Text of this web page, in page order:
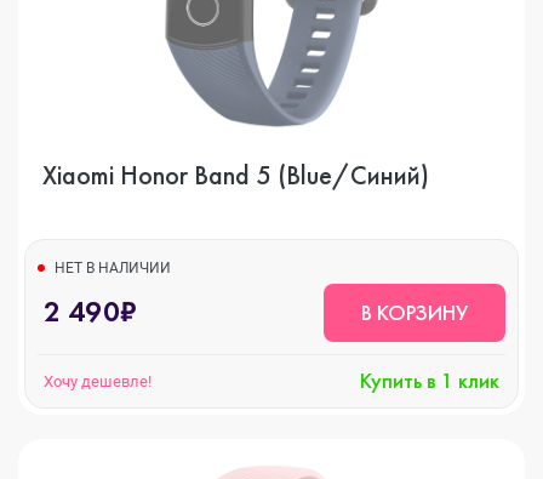
Xiaomi Honor Band 5 (Blue/Синий)
НЕТ В НАЛИЧИИ
2 490₽ В КОРЗИНУ
Хочу дешевле! Купить в 1 клик